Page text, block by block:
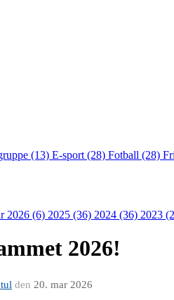
(13) E-sport (28) Fotball (28)
2026 (6) 2025 (36) 2024 (36) 2023
2026!
den 20. mar 2026